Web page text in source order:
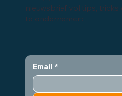
nieuwsbrief vol tips, tricks
te ondernemen:
Email *